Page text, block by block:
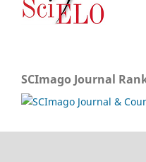
SCImago Journal